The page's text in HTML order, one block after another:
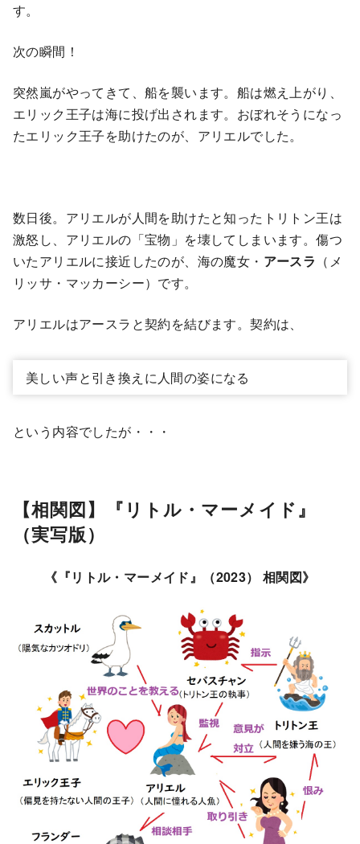
す。
次の瞬間！
突然嵐がやってきて、船を襲います。船は燃え上がり、
エリック王子は海に投げ出されます。おぼれそうになっ
たエリック王子を助けたのが、アリエルでした。
数日後。アリエルが人間を助けたと知ったトリトン王は
激怒し、アリエルの「宝物」を壊してしまいます。傷つ
いたアリエルに接近したのが、海の魔女・ アースラ （メ
リッサ・マッカーシー）です。
アリエルはアースラと契約を結びます。契約は、
美しい声と引き換えに人間の姿になる
という内容でしたが・・・
【相関図】『リトル・マーメイド』
（実写版）
《『リトル・マーメイド』（2023） 相関図》